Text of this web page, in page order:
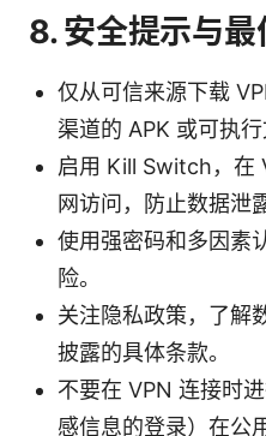
8. 安全提示与最
仅从可信来源下载
渠道的 APK 或可执行
启用 Kill Switch，在
网访问，防止数据泄
使用强密码和多因素
险。
关注隐私政策，了解
披露的具体条款。
不要在 VPN 连接时
感信息的登录）在公